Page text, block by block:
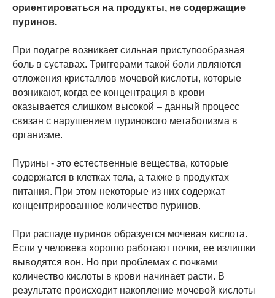
ориентироваться на продукты, не содержащие
пуринов.
При подагре возникает сильная приступообразная
боль в суставах. Триггерами такой боли являются
отложения кристаллов мочевой кислоты, которые
возникают, когда ее концентрация в крови
оказывается слишком высокой – данный процесс
связан с нарушением пуринового метаболизма в
организме.
Пурины - это естественные вещества, которые
содержатся в клетках тела, а также в продуктах
питания. При этом некоторые из них содержат
концентрированное количество пуринов.
При распаде пуринов образуется мочевая кислота.
Если у человека хорошо работают почки, ее излишки
выводятся вон. Но при проблемах с почками
количество кислоты в крови начинает расти. В
результате происходит накопление мочевой кислоты